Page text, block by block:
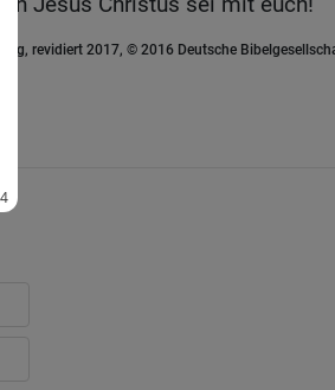
revidiert 2017, © 2016 Deutsche